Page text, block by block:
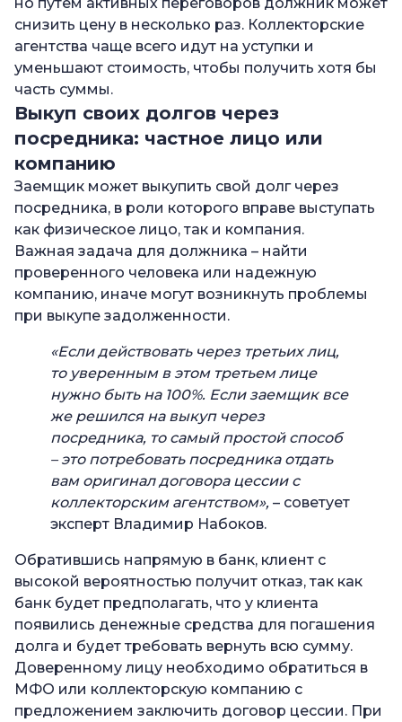
снизить цену в несколько раз. Коллекторские
агентства чаще всего идут на уступки и
уменьшают стоимость, чтобы получить хотя бы
часть суммы.
Выкуп своих долгов через
посредника: частное лицо или
компанию
Заемщик может выкупить свой долг через
посредника, в роли которого вправе выступать
как физическое лицо, так и компания.
Важная задача для должника – найти
проверенного человека или надежную
компанию, иначе могут возникнуть проблемы
при выкупе задолженности.
«Если действовать через третьих лиц,
то уверенным в этом третьем лице
нужно быть на 100%. Если заемщик все
же решился на выкуп через
посредника, то самый простой способ
– это потребовать посредника отдать
вам оригинал договора цессии с
коллекторским агентством», – советует
эксперт Владимир Набоков.
Обратившись напрямую в банк, клиент с
высокой вероятностью получит отказ, так как
банк будет предполагать, что у клиента
появились денежные средства для погашения
долга и будет требовать вернуть всю сумму.
Доверенному лицу необходимо обратиться в
МФО или коллекторскую компанию с
предложением заключить договор цессии. При